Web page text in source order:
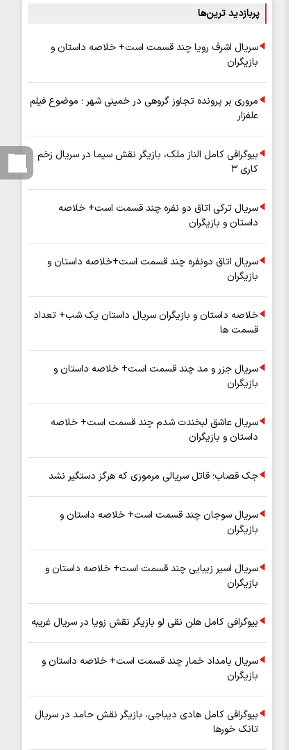
پربازدید ترین‌ها
سریال اشرف رویا چند قسمت است+ خلاصه داستان و
بازیگران
مروری بر پرونده تجاوز گروهی در خمینی شهر ؛ موضوع فیلم
علفزار
بیوگرافی کامل الناز ملک، بازیگر نقش سیما در سریال زخم
کاری ۳
سریال ترکی اتاق دو نفره چند قسمت است+ خلاصه
داستان و بازیگران
سریال اتاق دونفره چند قسمت است+خلاصه داستان و
بازیگران
خلاصه داستان و بازیگران سریال داستان یک شب+ تعداد
قسمت ها
سریال جزر و مد چند قسمت است+ خلاصه داستان و
بازیگران
سریال عاشق لبخندت شدم چند قسمت است+ خلاصه
داستان و بازیگران
جک قصاب؛ قاتل سریالی مرموزی که هرگز دستگیر نشد
سریال سوجان چند قسمت است+ خلاصه داستان و
بازیگران
سریال اسیر زیبایی چند قسمت است+ خلاصه داستان و
بازیگران
بیوگرافی کامل هلن نقی لو بازیگر نقش زویا در سریال غریبه
سریال بامداد خمار چند قسمت است+ خلاصه داستان و
بازیگران
بیوگرافی کامل هادی دیباجی، بازیگر نقش حامد در سریال
تانک خورها